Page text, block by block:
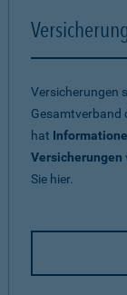
Versicherungen
Gesamtverband
hat
Versicherungen
Sie hier.